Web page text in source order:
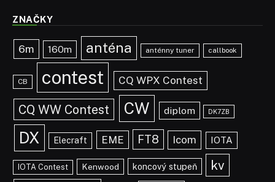
ZNAČKY
6m 160m anténa anténny tuner callbook
CB contest CQ WPX Contest
CQ WW Contest CW diplom DK7ZB
DX Elecraft EME FT8 Icom IOTA
IOTA Contest Kenwood koncový stupeň kv